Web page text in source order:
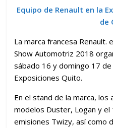
Equipo de Renault en la
de
La marca francesa
Show Automotriz 2018
sábado 16 y domingo 17
Exposiciones Quito.
En el stand de la marca,
modelos Duster, Logan y
emisiones Twizy, así como